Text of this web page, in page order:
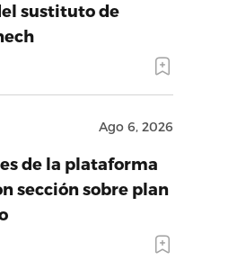
sustituto de
Ago 6, 2026
de la plataforma
sección sobre plan